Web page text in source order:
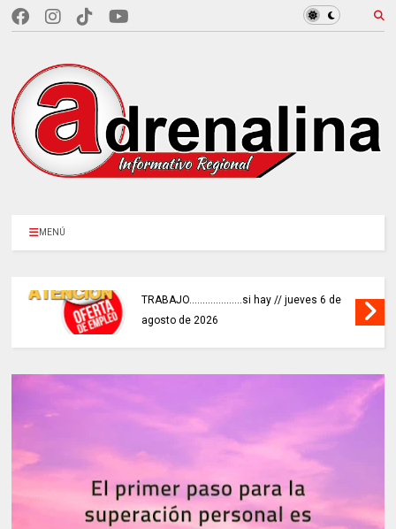
MENÚ
TRABAJO....................si hay // jueves 6 de
agosto de 2026